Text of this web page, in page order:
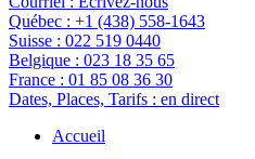
Québec : +1 (438) 558-1643
Suisse : 022 519 0440
Belgique : 023 18 35 65
France : 01 85 08 36 30
Dates, Places, Tarifs : en direct
Accueil